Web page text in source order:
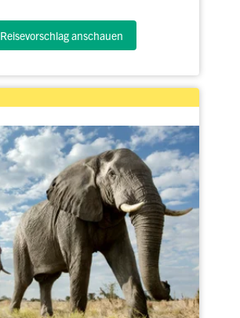
Reisevorschlag anschauen